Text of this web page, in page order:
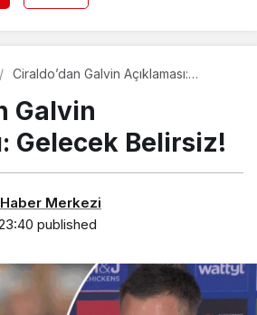
Ciraldo’dan Galvin Açıklaması:
Galvin
Gelecek Belirsiz!
Haber Merkezi
published